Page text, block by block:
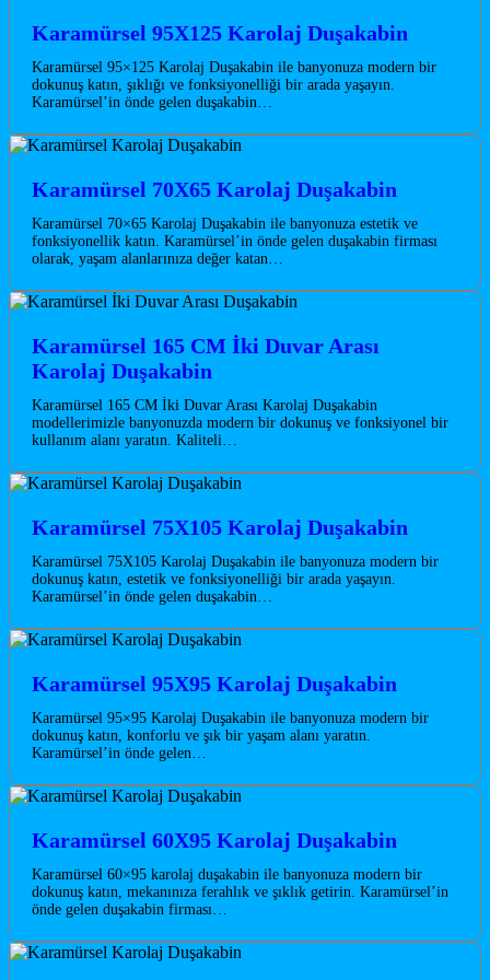
Karamürsel 95X125 Karolaj Duşakabin
Karamürsel 95×125 Karolaj Duşakabin ile banyonuza modern bir
dokunuş katın, şıklığı ve fonksiyonelliği bir arada yaşayın.
Karamürsel’in önde gelen duşakabin…
Karamürsel 70X65 Karolaj Duşakabin
Karamürsel 70×65 Karolaj Duşakabin ile banyonuza estetik ve
fonksiyonellik katın. Karamürsel’in önde gelen duşakabin firması
olarak, yaşam alanlarınıza değer katan…
Karamürsel 165 CM İki Duvar Arası
Karolaj Duşakabin
Karamürsel 165 CM İki Duvar Arası Karolaj Duşakabin
modellerimizle banyonuzda modern bir dokunuş ve fonksiyonel bir
kullanım alanı yaratın. Kaliteli…
Karamürsel 75X105 Karolaj Duşakabin
Karamürsel 75X105 Karolaj Duşakabin ile banyonuza modern bir
dokunuş katın, estetik ve fonksiyonelliği bir arada yaşayın.
Karamürsel’in önde gelen duşakabin…
Karamürsel 95X95 Karolaj Duşakabin
Karamürsel 95×95 Karolaj Duşakabin ile banyonuza modern bir
dokunuş katın, konforlu ve şık bir yaşam alanı yaratın.
Karamürsel’in önde gelen…
Karamürsel 60X95 Karolaj Duşakabin
Karamürsel 60×95 karolaj duşakabin ile banyonuza modern bir
dokunuş katın, mekanınıza ferahlık ve şıklık getirin. Karamürsel’in
önde gelen duşakabin firması…